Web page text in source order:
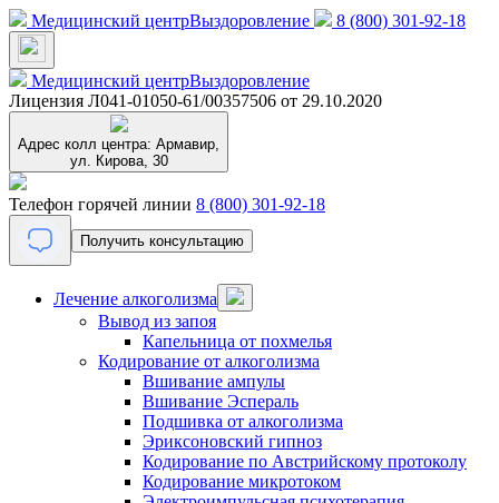
Медицинский центрВыздоровление 8 (800) 301-92-18
Медицинский центрВыздоровление
Лицензия Л041-01050-61/00357506 от 29.10.2020
Адрес колл центра: Армавир,
ул. Кирова, 30
Телефон горячей линии 8 (800) 301-92-18
Получить консультацию
Лечение алкоголизма
Вывод из запоя
Капельница от похмелья
Кодирование от алкоголизма
Вшивание ампулы
Вшивание Эспераль
Подшивка от алкоголизма
Эриксоновский гипноз
Кодирование по Австрийскому протоколу
Кодирование микротоком